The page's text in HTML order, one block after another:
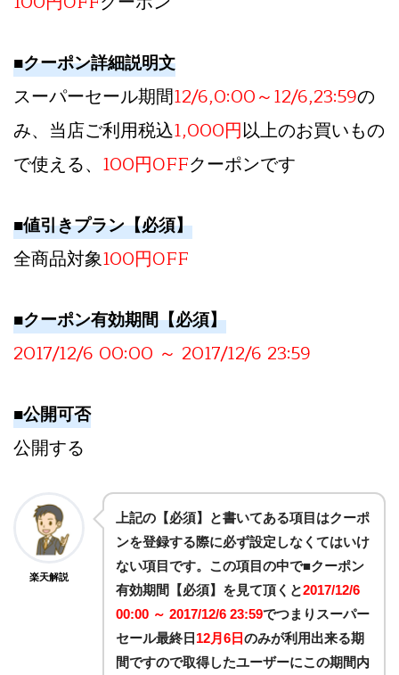
■クーポン詳細説明文
スーパーセール期間12/6,0:00～12/6,23:59の
み、当店ご利用税込1,000円以上のお買いもの
で使える、 100円OFFクーポンです
■値引きプラン【必須】
全商品対象100円OFF
■クーポン有効期間【必須】
2017/12/6 00:00 ～ 2017/12/6 23:59
■公開可否
公開する
楽天解説
上記の【必須】と書いてある項目はクーポ
ンを登録する際に必ず設定しなくてはいけ
ない項目です。この項目の中で■クーポン
有効期間【必須】を見て頂くと2017/12/6
00:00 ～ 2017/12/6 23:59でつまりスーパー
セール最終日 12月6日のみが利用出来る期
間ですので取得したユーザーにこの期間内